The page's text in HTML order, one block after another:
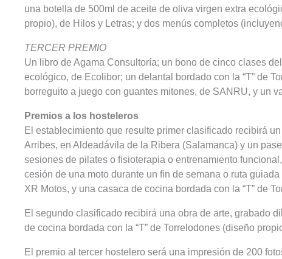
una botella de 500ml de aceite de oliva virgen extra
propio), de Hilos y Letras; y dos menús completos
TERCER PREMIO
Un libro de Agama Consultoría; un bono de cinco clases
ecológico, de Ecolibor; un delantal bordado con la “T” de
borreguito a juego con guantes mitones, de SANRU, y un
Premios a los hosteleros
El establecimiento que resulte primer clasificado recibirá
Arribes, en Aldeadávila de la Ribera (Salamanca) y un
sesiones de pilates o fisioterapia o entrenamiento
cesión de una moto durante un fin de semana o ruta
XR Motos, y una casaca de cocina bordada con la “T” de
El segundo clasificado recibirá una obra de arte, grabado
de cocina bordada con la “T” de Torrelodones (diseño
El premio al tercer hostelero será una impresión de 200